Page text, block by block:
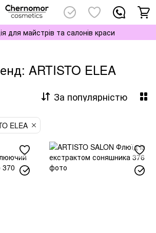
для майстрів та салонів краси
ARTISTO ELEA
За популярністю
ELEA